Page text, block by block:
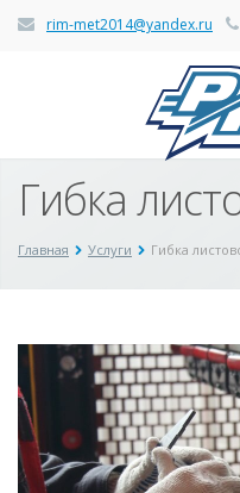
rim-met2014@yandex.ru
Гибка
Главная Услуги Гибка